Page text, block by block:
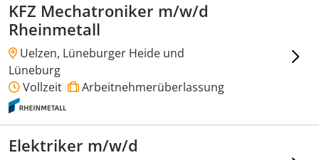
KFZ Mechatroniker m/w/d
Rheinmetall
Uelzen, Lüneburger Heide und
Lüneburg
Vollzeit
Arbeitnehmerüberlassung
Elektriker m/w/d